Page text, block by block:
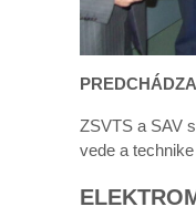
ZSVTS a SAV
vede a